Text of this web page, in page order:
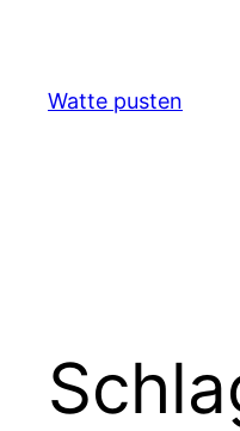
springen
Watte pusten